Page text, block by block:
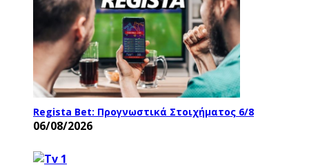
Regista Bet: Προγνωστικά Στοιχήματος 6/8
06/08/2026